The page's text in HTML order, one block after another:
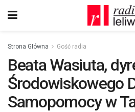
Strona Główna Gość radia
Beata Wasiuta,
Środowiskowego
Samopomocy w